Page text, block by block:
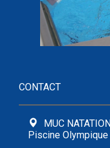
CONTACT
MUC
Piscine